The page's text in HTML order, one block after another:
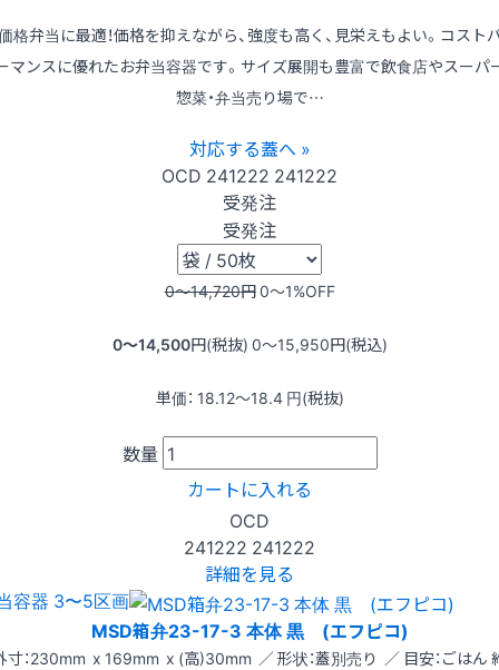
格弁当に最適！価格を抑えながら、強度も高く、見栄えもよい。コスト
マンスに優れたお弁当容器です。サイズ展開も豊富で飲食店やスーパ
惣菜・弁当売り場で…
対応する蓋へ »
OCD 241222 241222
受発注
受発注
0〜14,720円0〜1%OFF
0〜14,500円(税抜) 0〜15,950円(税込)
単価： 18.12〜18.4 円(税抜)
数量
カートに入れる
OCD
241222 241222
詳細を見る
容器 3〜5区画
MSD箱弁23-17-3 本体 黒 (エフピコ)
寸：230mm x 169mm x (高)30mm ／ 形状：蓋別売り ／ 目安：ごはん